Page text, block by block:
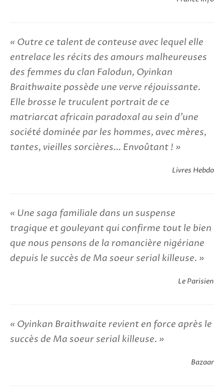
Outre ce talent de conteuse avec lequel elle
entrelace les récits des amours malheureuses
des femmes du clan Falodun, Oyinkan
Braithwaite possède une verve réjouissante.
Elle brosse le truculent portrait de ce
matriarcat africain paradoxal au sein d'une
société dominée par les hommes, avec mères,
tantes, vieilles sorcières... Envoûtant !
Livres Hebdo
Une saga familiale dans un suspense
tragique et gouleyant qui confirme tout le bien
que nous pensons de la romancière nigériane
depuis le succès de Ma soeur serial killeuse.
Le Parisien
Oyinkan Braithwaite revient en force après le
succès de Ma soeur serial killeuse.
Bazaar